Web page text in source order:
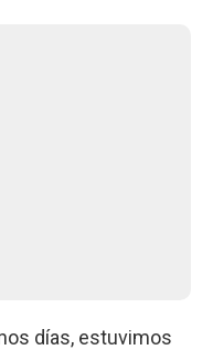
días, estuvimos